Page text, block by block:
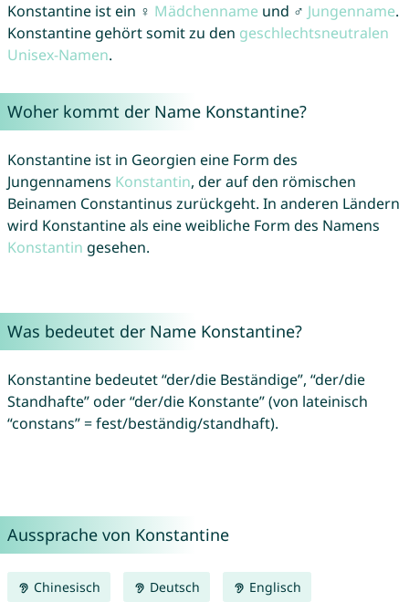
Konstantine ist ein ♀ Mädchenname und ♂ Jungenname.
Konstantine gehört somit zu den geschlechtsneutralen
Unisex-Namen.
Woher kommt der Name Konstantine?
Konstantine ist in Georgien eine Form des
Jungennamens Konstantin, der auf den römischen
Beinamen Constantinus zurückgeht. In anderen Ländern
wird Konstantine als eine weibliche Form des Namens
Konstantin gesehen.
Was bedeutet der Name Konstantine?
Konstantine bedeutet “der/die Beständige”, “der/die
Standhafte” oder “der/die Konstante” (von lateinisch
“constans” = fest/beständig/standhaft).
Aussprache von Konstantine
Chinesisch Deutsch Englisch